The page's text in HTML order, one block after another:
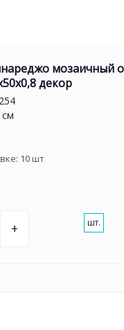
мозаичный
декор
10шт
+ шт.